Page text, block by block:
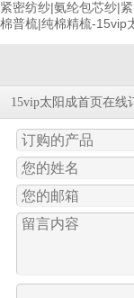
紧密纺纱|氨纶包芯纱|
棉普梳|纯棉精梳-15vip
15vip太阳成首页 在线